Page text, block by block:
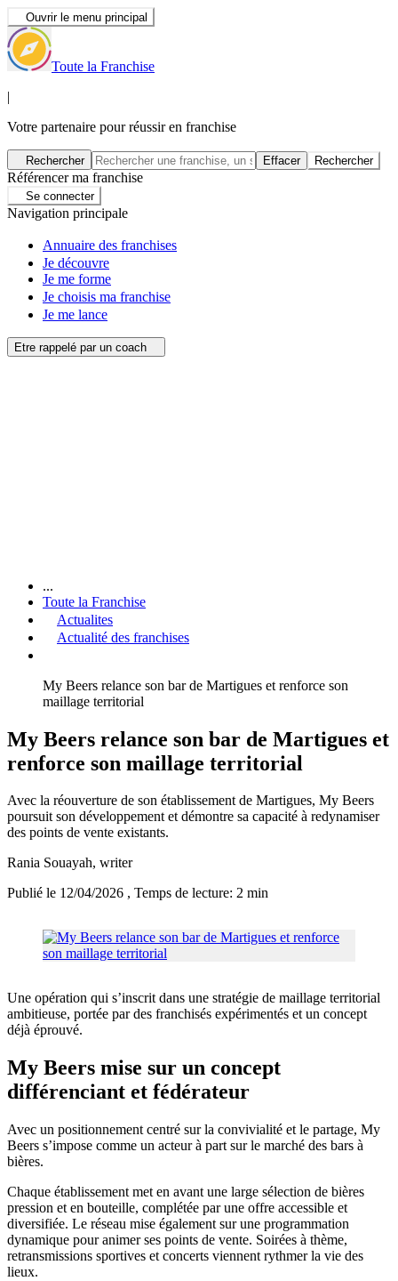
Ouvrir le menu principal
Toute la Franchise
|
Votre partenaire pour réussir en franchise
Rechercher Effacer Rechercher
Référencer ma franchise
Se connecter
Navigation principale
Annuaire des franchises
Je découvre
Je me forme
Je choisis ma franchise
Je me lance
Etre rappelé par un coach
...
Toute la Franchise
Actualites
Actualité des franchises
My Beers relance son bar de Martigues et renforce son
maillage territorial
My Beers relance son bar de Martigues et
renforce son maillage territorial
Avec la réouverture de son établissement de Martigues, My Beers
poursuit son développement et démontre sa capacité à redynamiser
des points de vente existants.
Rania Souayah, writer
Publié le 12/04/2026 , Temps de lecture: 2 min
Une opération qui s’inscrit dans une stratégie de maillage territorial
ambitieuse, portée par des franchisés expérimentés et un concept
déjà éprouvé.
My Beers mise sur un concept
différenciant et fédérateur
Avec un positionnement centré sur la convivialité et le partage, My
Beers s’impose comme un acteur à part sur le marché des bars à
bières.
Chaque établissement met en avant une large sélection de bières
pression et en bouteille, complétée par une offre accessible et
diversifiée. Le réseau mise également sur une programmation
dynamique pour animer ses points de vente. Soirées à thème,
retransmissions sportives et concerts viennent rythmer la vie des
lieux.